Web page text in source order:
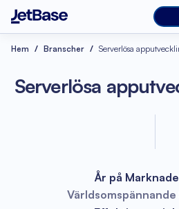
Hem Branscher Serverlösa
Serverlösa
År på
Världsomspännande